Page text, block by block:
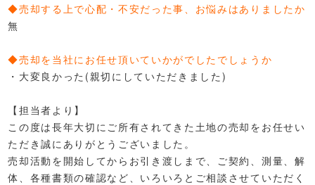
◆売却する上で心配・不安だった事、お悩みはありましたか
無
◆売却を当社にお任せ頂いていかがでしたでしょうか
・大変良かった(親切にしていただきました)
【担当者より】
この度は長年大切にご所有されてきた土地の売却をお任せい
ただき誠にありがとうございました。
売却活動を開始してからお引き渡しまで、ご契約、測量、解
体、各種書類の確認など、いろいろとご相談させていただく